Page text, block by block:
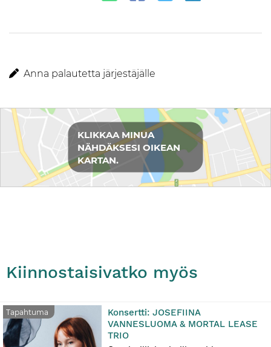
Anna palautetta järjestäjälle
Reittiohjeet
KLIKKAA MINUA
NÄHDÄKSESI OIKEAN
KARTAN.
Kiinnostaisivatko myös
Tapahtuma
Konsertti: JOSEFIINA
VANNESLUOMA & MORTAL LEASE
TRIO